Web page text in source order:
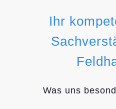
Ihr
Was uns